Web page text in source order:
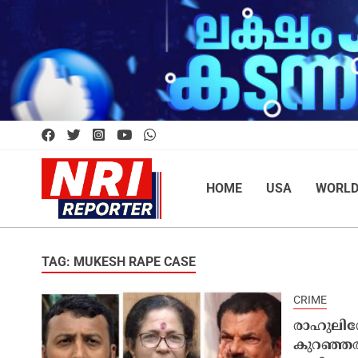
HOME USA WORLD
TAG: MUKESH RAPE CASE
CRIME
കുറഞ്ഞത്: